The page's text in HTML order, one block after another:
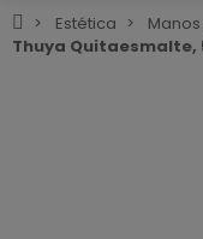
Estética
Thuya Quitaesmalte,